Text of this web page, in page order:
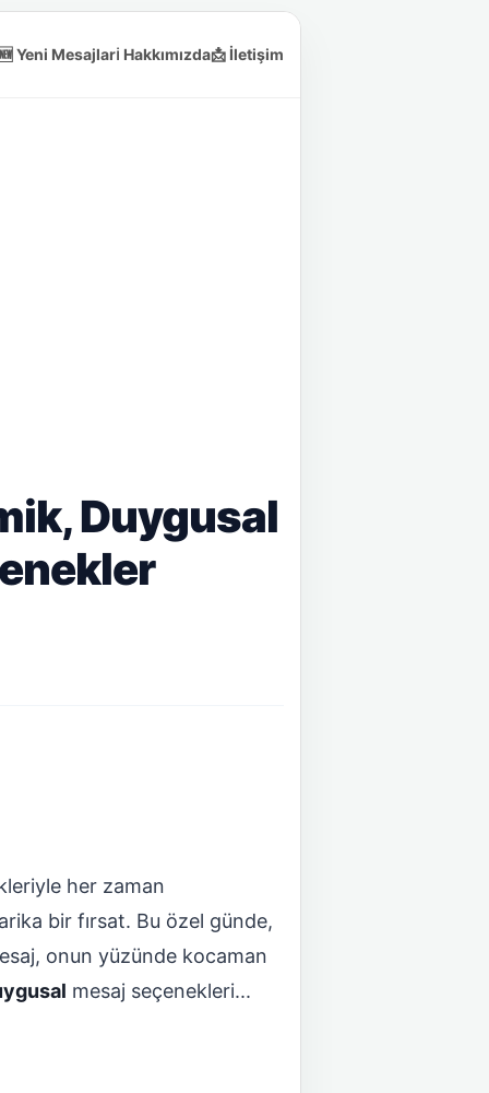
Yeni Mesajlarℹ️ Hakkımızda📩 İletişim
Duygusal
her zaman
bir fırsat. Bu özel günde,
onun yüzünde kocaman
mesaj seçenekleri...